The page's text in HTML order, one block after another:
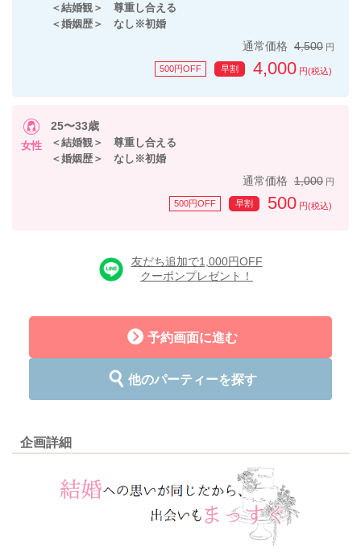
＜結婚観＞ 尊重し合える
＜婚姻歴＞ なし※初婚
通常価格 4,500 円
500円OFF 早割 4,000 円(税込)
女性
25〜33歳
＜結婚観＞ 尊重し合える
＜婚姻歴＞ なし※初婚
通常価格 1,000 円
500円OFF 早割 500 円(税込)
友だち追加で1,000円OFF
クーポンプレゼント！
予約画面に進む
他のパーティーを探す
企画詳細